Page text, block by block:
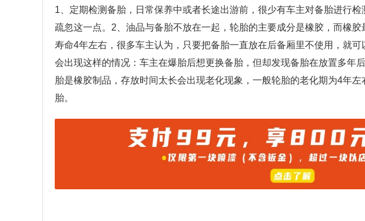
1、定期检测备胎，日常保养中或者长途出游前，很少有车主对备胎进行
疏忽这一点。2、油品与备胎不放在一起，轮胎的主要成分是橡胶，而橡
寿命4年左右，很多车主认为，只要把备胎一直放在后备厢里不使用，就
会出现这样的情况：车主在爆胎后想更换备胎，但却发现备胎在放置多年
胎是橡胶制品，存放时间太长会出现老化现象，一般轮胎的老化期为4年
胎。